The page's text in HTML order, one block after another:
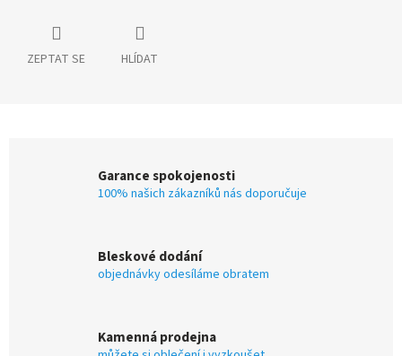
ZEPTAT SE HLÍDAT
Garance spokojenosti
100% našich zákazníků nás doporučuje
Bleskové dodání
objednávky odesíláme obratem
Kamenná prodejna